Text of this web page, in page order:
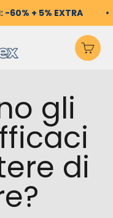
-60% + 5% EXTRA
di
gli
di